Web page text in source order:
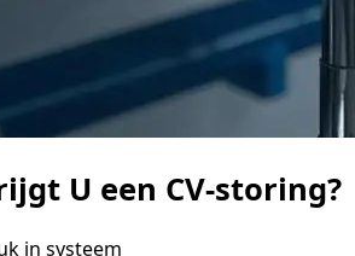
U een CV-storing?
in systeem